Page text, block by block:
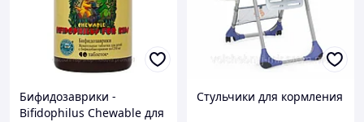
Бифидозаврики -
Bifidophilus Chewable для
Стульчики для кормления